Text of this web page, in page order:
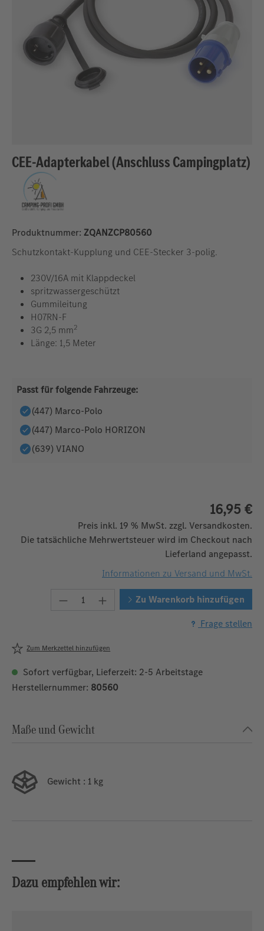
CEE-Adapterkabel (Anschluss Campingplatz)
Produktnummer: ZQANZCP80560
Schutzkontakt-Kupplung und CEE-Stecker 3-polig.
230V/16A mit Klappdeckel
spritzwassergeschützt
Gummileitung
H07RN-F
3G 2,5 mm2
Länge: 1,5 Meter
Passt für folgende Fahrzeuge:
(447) Marco-Polo
(447) Marco-Polo HORIZON
(639) VIANO
16,95 €
Preis inkl. 19 % MwSt. zzgl. Versandkosten.
Die tatsächliche Mehrwertsteuer wird im Checkout nach
Lieferland angepasst.
Informationen zu Versand und MwSt.
Produkt Anzahl: Gib den
Zu Warenkorb hinzufügen
Frage stellen
Zum Merkzettel hinzufügen
Sofort verfügbar, Lieferzeit: 2-5 Arbeitstage
Herstellernummer: 80560
Maße und Gewicht
Gewicht : 1 kg
Dazu empfehlen wir: